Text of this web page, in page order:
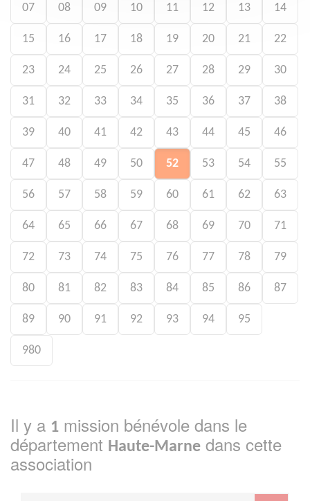
07 08 09 10 11 12 13 14
15 16 17 18 19 20 21 22
23 24 25 26 27 28 29 30
31 32 33 34 35 36 37 38
39 40 41 42 43 44 45 46
47 48 49 50 52 53 54 55
56 57 58 59 60 61 62 63
64 65 66 67 68 69 70 71
72 73 74 75 76 77 78 79
80 81 82 83 84 85 86 87
89 90 91 92 93 94 95
980
Il y a 1 mission bénévole dans le
département Haute-Marne dans cette
association